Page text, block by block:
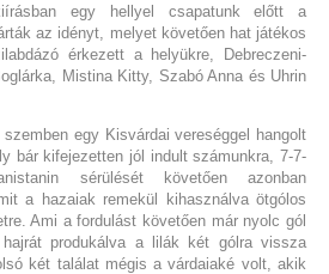
egy hellyel csapatunk előtt a
az idényt, melyet követően hat játékos
érkezett a helyükre, Debreczeni-
Mistina Kitty, Szabó Anna és Uhrin
egy Kisvárdai vereséggel hangolt
bár kifejezetten jól indult számunkra, 7-7-
sérülését követően azonban
a hazaiak remekül kihasználva ötgólos
Ami a fordulást követően már nyolc gól
produkálva a lilák két gólra vissza
két találat mégis a várdaiaké volt, akik